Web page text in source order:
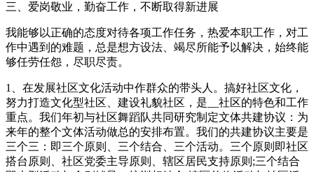
三、爱岗敬业，勤奋工作，不断取得新进展
我能够以正确的态度对待各项工作任务，热爱本职工作，对工
作中遇到的难题，总是想方设法、竭尽所能予以解决，始终能
够任劳任怨，尽职尽责。
1、在发展社区文化活动中作群众的带头人。搞好社区文化，
努力打造文化型社区、建设礼貌社区，是__社区的特色和工作
重点。我们年初与社区舞蹈队共同研究制定文体共建协议：为
来年的整个文体活动做总的安排布置。我们的共建协议主要是
三个三：即三个原则、三个结合、三个活动。三个原则即社区
搭台原则、社区党委主导原则、辖区居民支持原则;三个结合